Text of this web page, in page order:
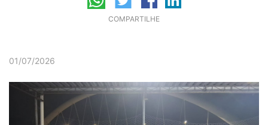
COMPARTILHE
01/07/2026